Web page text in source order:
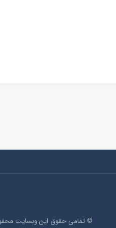
© تمامی حقوق این وبسایت محفوظ